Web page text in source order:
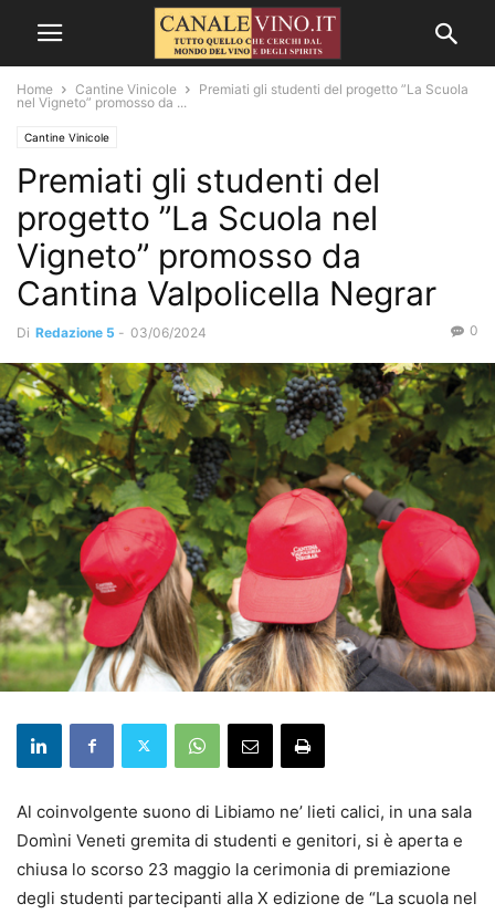
Home Cantine Vinicole
Premiati gli studenti del progetto ”La Scuola
nel Vigneto” promosso da ...
Cantine Vinicole
Premiati gli studenti del
progetto ”La Scuola nel
Vigneto” promosso da
Cantina Valpolicella Negrar
Di Redazione 5 - 03/06/2024 0
Al coinvolgente suono di Libiamo ne’ lieti calici, in una sala
Domìni Veneti gremita di studenti e genitori, si è aperta e
chiusa lo scorso 23 maggio la cerimonia di premiazione
degli studenti partecipanti alla X edizione de “La scuola nel